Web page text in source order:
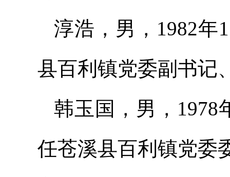
淳浩，男，1982年
县百利镇党委副书记
韩玉国，男，1978
任苍溪县百利镇党委